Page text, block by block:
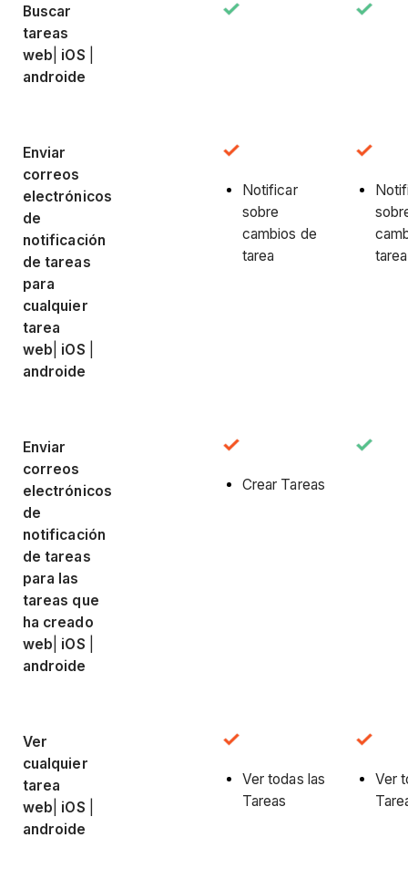
Buscar
tareas
web iOS
androide
Enviar
correos
electrónicos
de
notificación
de tareas
para
cualquier
tarea
web iOS
androide
Notificar
sobre
cambios de
tarea
tarea
Enviar
correos
electrónicos
de
notificación
de tareas
para las
tareas que
ha creado
web iOS
androide
Crear Tareas
Ver
cualquier
tarea
web iOS
androide
Ver todas las
Tareas
Ver